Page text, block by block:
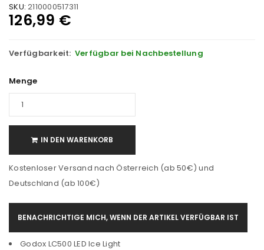
SKU: 2110000517311
126,99 €
Verfügbarkeit: Verfügbar bei Nachbestellung
Menge
IN DEN WARENKORB
Kostenloser Versand nach Österreich (ab 50€) und
Deutschland (ab 100€)
BENACHRICHTIGE MICH, WENN DER ARTIKEL VERFÜGBAR IST
Godox LC500 LED Ice Light